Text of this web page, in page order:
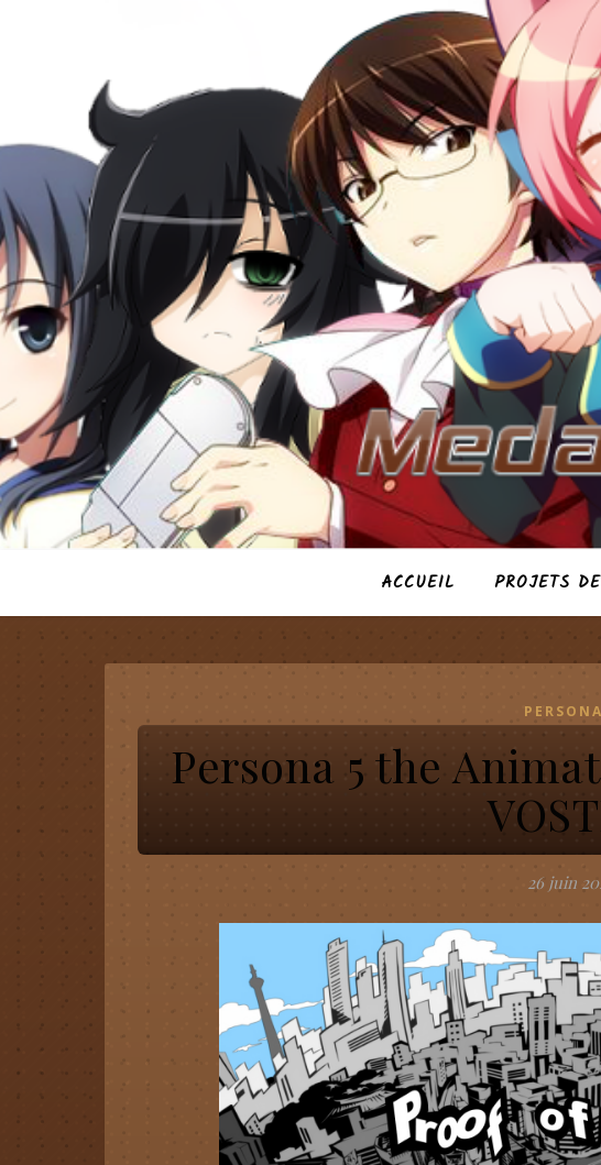
ACCUEIL PROJETS
Persona 5 the
26 juin